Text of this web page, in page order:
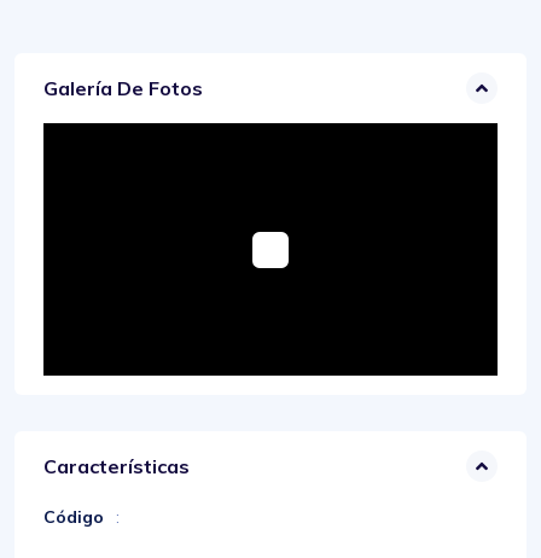
Galería De Fotos
Características
Código :